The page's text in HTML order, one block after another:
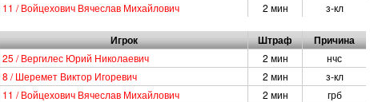
11 / Войцехович Вячеслав Михайлович 2 мин з-кл
Игрок Штраф Причина
25 / Вергилес Юрий Николаевич 2 мин
нчс
8 / Шеремет Виктор Игоревич 2 мин
з-кл
11 / Войцехович Вячеслав Михайлович 2 мин
грб